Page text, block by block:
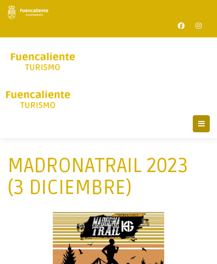
MADRONATRAIL 2023
(3 DICIEMBRE)